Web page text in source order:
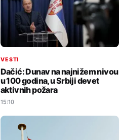
VESTI
Dačić: Dunav na najnižem nivou
u 100 godina, u Srbiji devet
aktivnih požara
15:10